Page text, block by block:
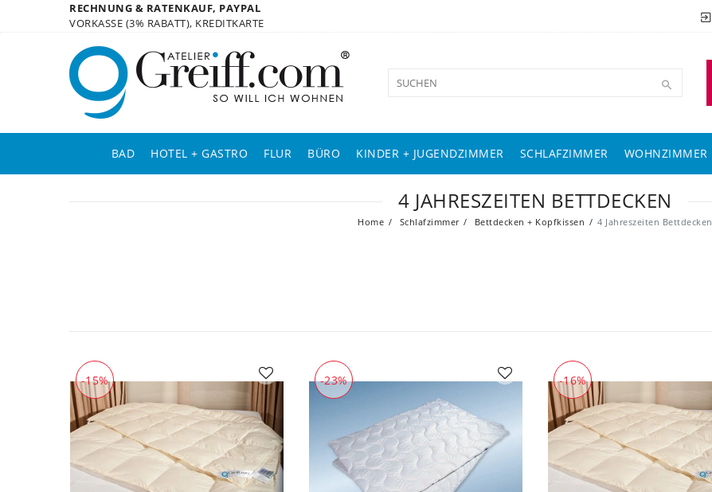
RECHNUNG & RATENKAUF, PAYPAL
VORKASSE (3% RABATT), KREDITKARTE
BAD HOTEL + GASTRO FLUR BÜRO KINDER + JUGENDZIMMER SCHLAFZIMMER WOHNZIMMER
4 JAHRESZEITEN BETTDECKEN
Home Schlafzimmer Bettdecken + Kopfkissen 4 Jahreszeiten Bettdecken
-15% -23% -16%